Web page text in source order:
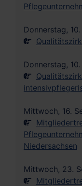
Donnerstag,
Donnerstag,
Mittwoch, 16.
Niedersachsen
Mittwoch, 23.